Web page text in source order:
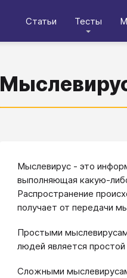
Статьи Тесты
Мыслевирус - это
выполняющая какую-
Распространение
получает от передачи
Простыми
людей является
Сложными